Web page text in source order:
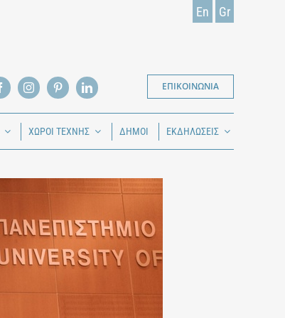
En Gr
ΕΠΙΚΟΙΝΩΝΙΑ
ΧΩΡΟΙ ΤΕΧΝΗΣ ΔΗΜΟΙ ΕΚΔΗΛΩΣΕΙΣ